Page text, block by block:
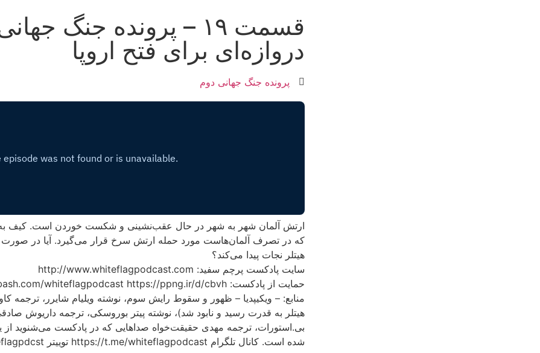
قسمت ۱۹ – پرونده جنگ
دروازه‌ای برای فتح اروپا
پرونده جنگ جهانی دوم
ارتش آلمان شهر به شهر در حال عقب‌نشینی و شکست خوردن است. کیف به
که در تصرف آلمان‌هاست مورد حمله ارتش سرخ قرار می‌گیرد. آیا در صورت
هیتلر نجات پیدا می‌کند؟
سایت پادکست پرچم سفید: http://www.whiteflagpodcast.com
حمایت از پادکست: https://hamibash.com/whiteflagpodcast https://ppng.ir/d/cbvh
منابع: – ویکیپدیا – ظهور و سقوط رایش سوم، نوشته ویلیام شایرر، ترجمه
هیتلر به قدرت رسید و نابود شد)، نوشته پیتر بوروسکی، ترجمه داریوش
بی.استورات، ترجمه مهدی حقیقت‌خواه صداهایی که در پادکست می‌شنوید از
شده است. کانال تلگرام https://t.me/whiteflagpodcast توییتر https://www.twitter.com/whiteflagpdcst